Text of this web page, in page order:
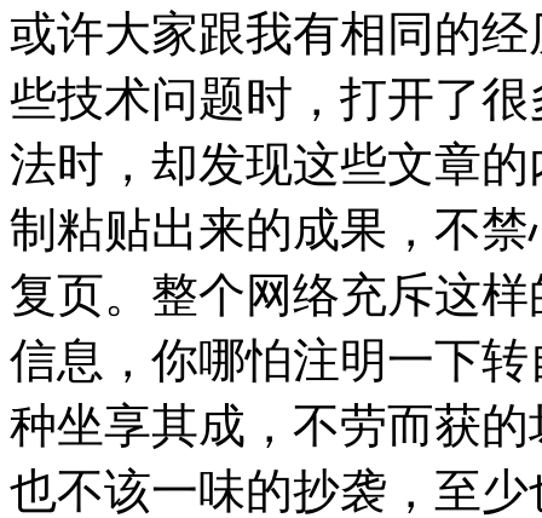
或许大家跟我有相同的
些技术问题时，打开了
法时，却发现这些文章
制粘贴出来的成果，不
复页。整个网络充斥这
信息，你哪怕注明一下
种坐享其成，不劳而获
也不该一味的抄袭，至